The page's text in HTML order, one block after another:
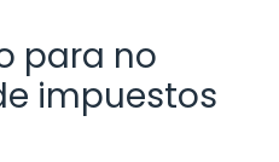
para no
impuestos